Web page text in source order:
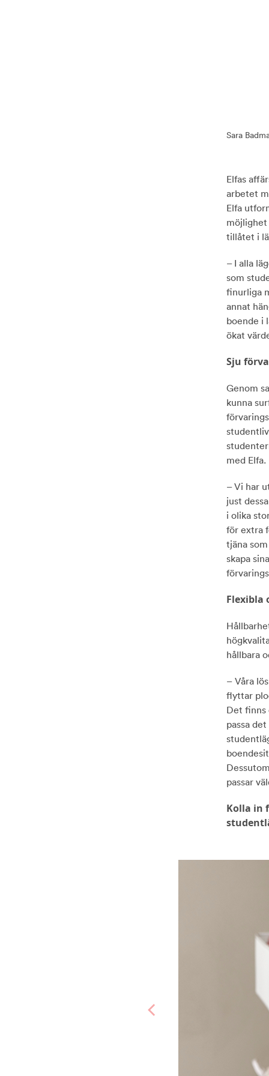
Sara
Elfas
arbetet
Elfa
möjlighet
tillåtet i
– I alla
som
finurliga
annat
boende i
ökat
Sju
Genom
kunna
med Elfa.
– Vi har
just
i olika
för extra
tjäna
skapa
Flexibla
hållbara
– Våra
flyttar
Det finns
passa
passar
Kolla in